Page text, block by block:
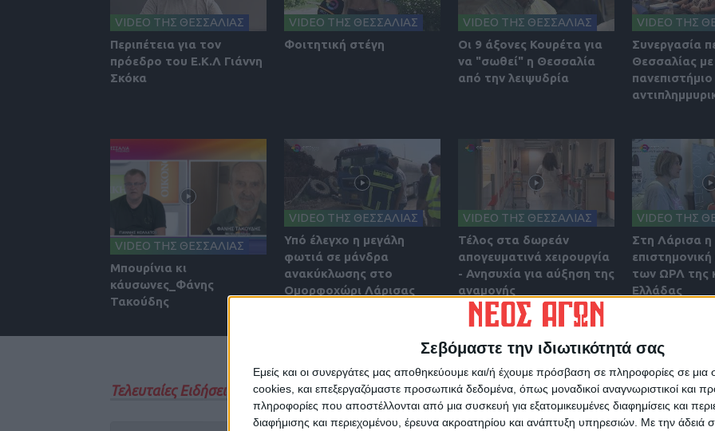
Σεβόμαστε την ιδιωτικότητά σας
Εμείς και οι συνεργάτες μας αποθηκεύουμε και/ή έχουμε πρόσβαση σε πληροφορίες σε
cookies, και επεξεργαζόμαστε προσωπικά δεδομένα, όπως μοναδικοί αναγνωριστικοί και
πληροφορίες που αποστέλλονται από μια συσκευή για εξατομικευμένες διαφημίσεις και
διαφήμισης και περιεχομένου, έρευνα ακροατηρίου και ανάπτυξη υπηρεσιών. Με την άδειά
VIDEO ΤΗΣ ΘΕΣΣΑΛΙΑΣ
Περιπέτεια για τον
πρόεδρο του Ε.Κ.Λ Γιάννη
Σκόκα
VIDEO ΤΗΣ ΘΕΣΣΑΛΙΑΣ
Φοιτητική στέγη
VIDEO ΤΗΣ ΘΕΣΣΑΛΙΑΣ
Οι 9 άξονες Κουρέτα για
να "σωθεί" η Θεσσαλία
από την λειψυδρία
VIDEO ΤΗΣ
Συνεργασία
Θεσσαλίας
VIDEO ΤΗΣ ΘΕΣΣΑΛΙΑΣ
Μπουρίνια κι
κάυσωνες_Φάνης
Τακούδης
VIDEO ΤΗΣ ΘΕΣΣΑΛΙΑΣ
Υπό έλεγχο η μεγάλη
φωτιά σε μάνδρα
ανακύκλωσης στο
Ομορφοχώρι Λάρισας
VIDEO ΤΗΣ ΘΕΣΣΑΛΙΑΣ
Τέλος στα δωρεάν
απογευματινά χειρουργία
- Ανησυχία για αύξηση της
αναμονής
VIDEO ΤΗΣ
Στη Λάρισα η
των ΩΡΛ της
Ελλάδας
Τελευταίες Ειδήσεις Σήμερα